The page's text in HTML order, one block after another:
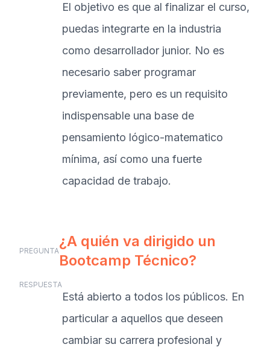
El objetivo es que al finalizar el curso,
puedas integrarte en la industria
como desarrollador junior. No es
necesario saber programar
previamente, pero es un requisito
indispensable una base de
pensamiento lógico-matematico
mínima, así como una fuerte
capacidad de trabajo.
PREGUNTA
¿A quién va dirigido un
Bootcamp Técnico?
RESPUESTA
Está abierto a todos los públicos. En
particular a aquellos que deseen
cambiar su carrera profesional y